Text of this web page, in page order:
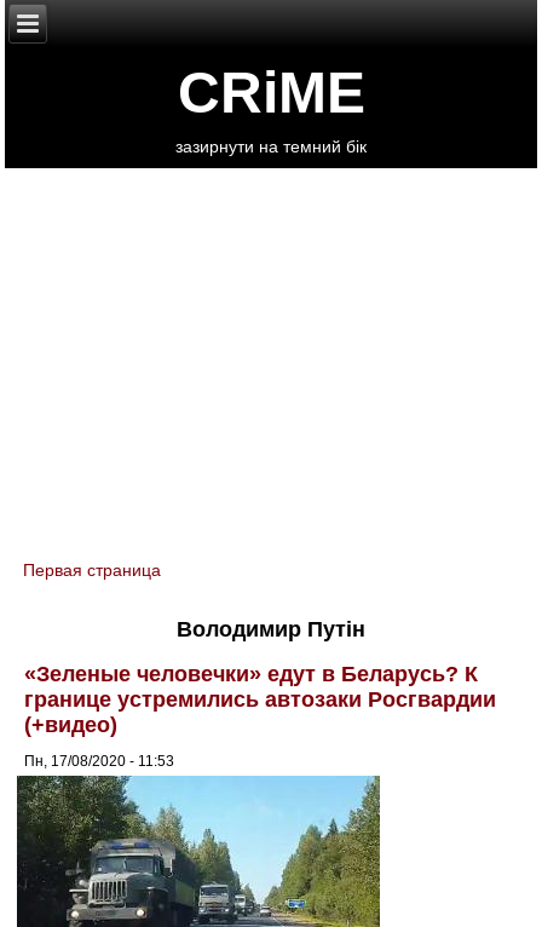
CRiME
зазирнути на темний бік
You are here
Первая страница
Володимир Путін
«Зеленые человечки» едут в Беларусь? К
границе устремились автозаки Росгвардии
(+видео)
Пн, 17/08/2020 - 11:53